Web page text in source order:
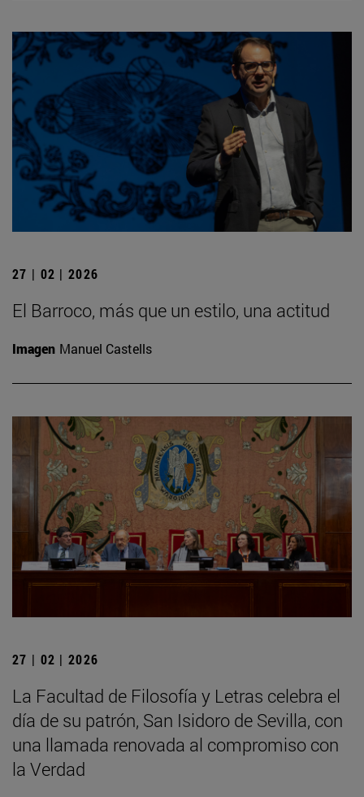
27 | 02 | 2026
El Barroco, más que un estilo, una actitud
Imagen Manuel Castells
27 | 02 | 2026
La Facultad de Filosofía y Letras celebra el
día de su patrón, San Isidoro de Sevilla, con
una llamada renovada al compromiso con
la Verdad